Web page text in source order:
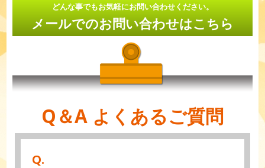
どんな事でもお気軽にお問い合わせください。
メールでのお問い合わせはこちら
Q＆A よくあるご質問
Q.